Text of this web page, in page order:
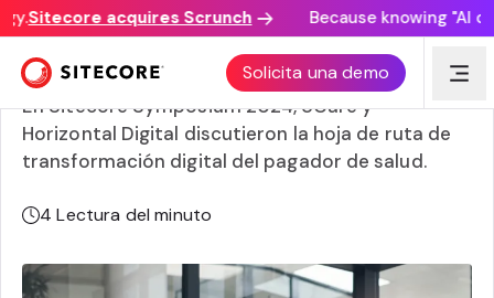
Sitecore acquires Scrunch Because knowing "AI
Solicita una demo
Preparándose para un futuro de AI en el seguro de salud
En Sitecore Symposium 2024, UCare y
Horizontal Digital discutieron la hoja de ruta de
transformación digital del pagador de salud.
4 Lectura del minuto